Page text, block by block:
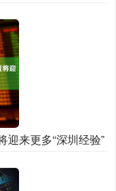
来更多“深圳经验”